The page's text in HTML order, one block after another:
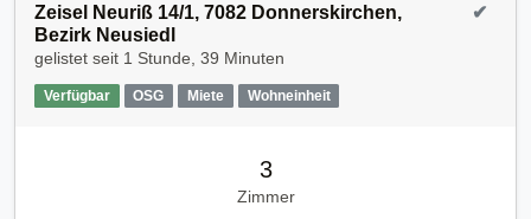
Zeisel Neuriß 14/1, 7082 Donnerskirchen,
Bezirk Neusiedl
gelistet seit 1 Stunde, 39 Minuten
Verfügbar OSG Miete Wohneinheit
✔
3
Zimmer